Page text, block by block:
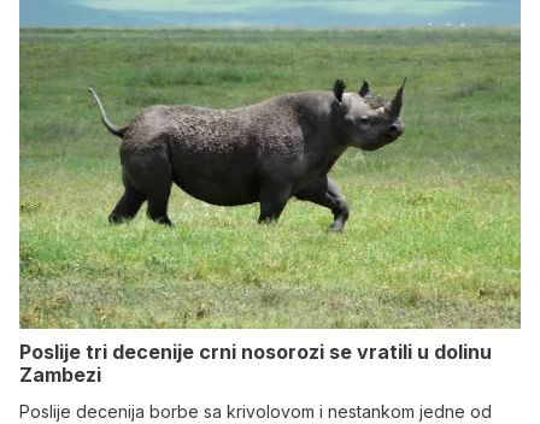
Poslije tri decenije crni nosorozi se vratili u dolinu
Zambezi
Poslije decenija borbe sa krivolovom i nestankom jedne od